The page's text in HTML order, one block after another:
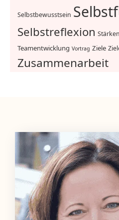
Selbstbewusstsein
Selbstreflexion Stärken
Teamentwicklung Vortrag Ziele
Zusammenarbeit